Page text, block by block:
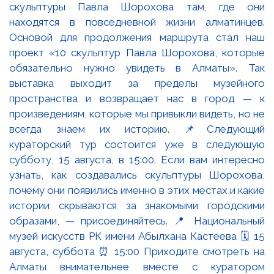
скульптуры Павла Шорохова там, где они
находятся в повседневной жизни алматинцев.
Основой для продолжения маршрута стал наш
проект «10 скульптур Павла Шорохова, которые
обязательно нужно увидеть в Алматы». Так
выставка выходит за пределы музейного
пространства и возвращает нас в город — к
произведениям, которые мы привыкли видеть, но не
всегда знаем их историю. 📌Следующий
кураторский тур состоится уже в следующую
субботу, 15 августа, в 15:00. Если вам интересно
узнать, как создавались скульптуры Шорохова,
почему они появились именно в этих местах и какие
истории скрываются за знакомыми городскими
образами, — присоединяйтесь. 📍 Национальный
музей искусств РК имени Абылхана Кастеева 🗓 15
августа, суббота ⏰ 15:00 Приходите смотреть на
Алматы внимательнее вместе с куратором